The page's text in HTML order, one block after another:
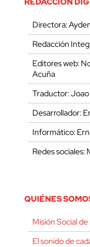
Directora:
Redacción
Editores web:
Acuña
Traductor: Joao
Desarrollador:
Informático:
Redes sociales:
QUIÉNES
Misión Social de
El sonido de